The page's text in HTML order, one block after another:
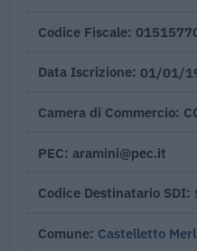
Codice Fiscale
Data Iscrizione 01/01/
Camera di Commercio
PEC aramini@pec.it
Codice Destinatario SDI
Comune Castelletto